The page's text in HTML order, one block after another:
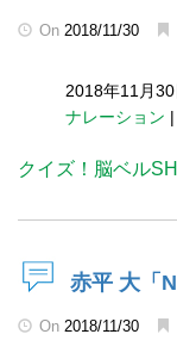
On 2018/11/30
2018年11月
ナレーション |
クイズ！脳ベル
赤平 大「
On 2018/11/30